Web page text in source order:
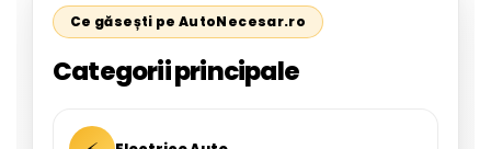
Ce găsești pe AutoNecesar.ro
Categorii principale